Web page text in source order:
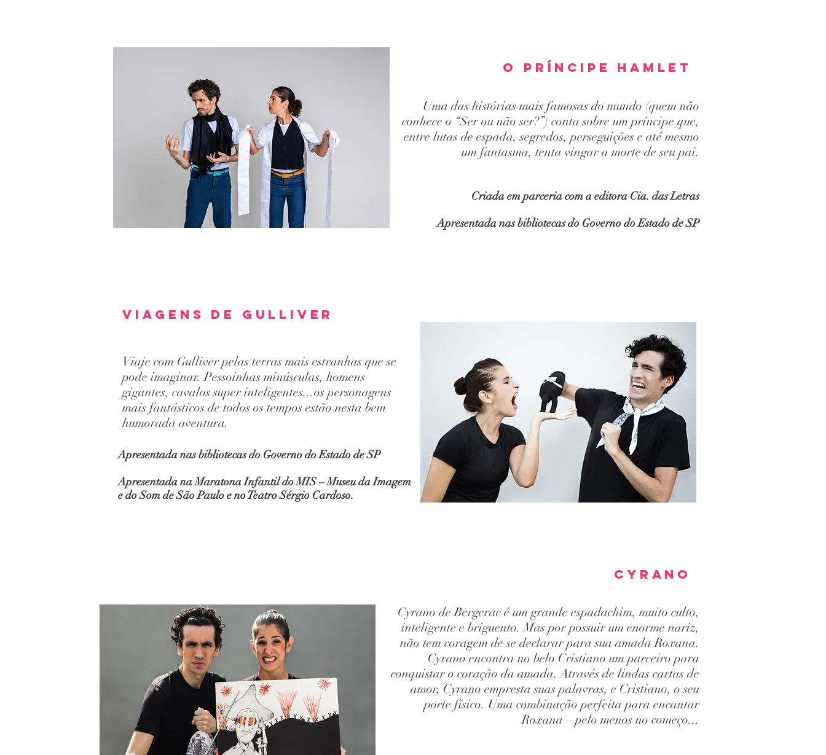
O Príncipe hamlet
Criada em parceria com a editora Cia. das Letras
Apresentada nas bibliotecas do Governo do Estado de SP
Uma das histórias mais famosas do mundo (quem não
conhece o “Ser ou não ser?”) conta sobre um príncipe que,
entre lutas de espada, segredos, perseguições e até mesmo
um fantasma, tenta vingar a morte de seu pai.
Viagens de Gulliver
Viaje com Gulliver pelas terras mais estranhas que se
pode imaginar. Pessoinhas minúsculas, homens
gigantes, cavalos super inteligentes...os personagens
mais fantásticos de todos os tempos estão nesta bem
humorada aventura.
Apresentada nas bibliotecas do Governo do Estado de SP
Apresentada na MaratonaInfantil do MIS – Museu da Imagem
e do Som de São Paulo eno Teatro Sérgio Cardoso.
Cyrano
Cyrano de Bergerac é um grande espadachim, muito culto,
inteligente e briguento. Mas por possuir um enorme nariz,
não tem coragem de se declarar para sua amada Roxana.
Cyrano encontra no belo Cristiano um parceiro para
conquistar o coração da amada. Através de lindas cartas de
amor, Cyrano empresta suas palavras, e Cristiano, o seu
porte físico. Uma combinação perfeita para encantar
Roxana – pelo menos no começo...